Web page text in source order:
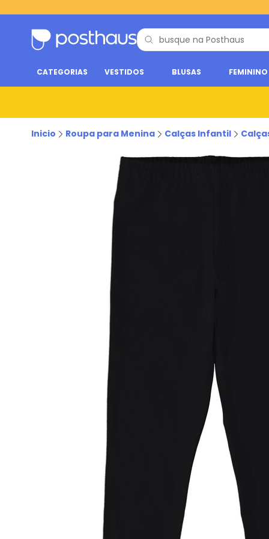
CATEGORIAS VESTIDOS BLUSAS FEMININO
Inicio Roupa para Menina Calças Infantil